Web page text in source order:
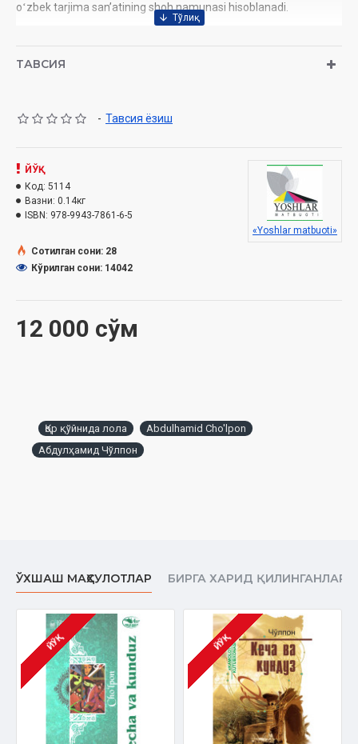
oʻzbek tarjima sanʼatining shoh namunasi hisoblanadi.
gʻaroyib uslubi aks etgan bir qator hikoyalari oʻrin olgan.
Sana: 2024-yil
ISBN:978-9943-7861-6-5
O'lcham: 84x108 1/32‎
Muqovasi: yumshoq
ТАВСИЯ
- Тавсия ёзиш
12 000 сўм
ЙЎҚ
Код: 5114
Вазни: 0.14кг
ISBN: 978-9943-7861-6-5
«Yoshlar matbuoti»
Сотилган сони: 28
Кўрилган сони: 14042
Қор қўйнида лола
Abdulhamid Cho'lpon
Абдулҳамид Чўлпон
ЎХШАШ МАҲСУЛОТЛАР БИРГА ХАРИД ҚИЛИНГАНЛАР
ЙЎҚ ЙЎҚ